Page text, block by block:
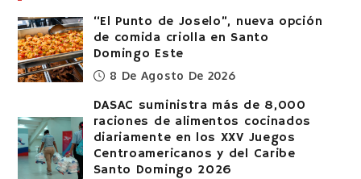
“El Punto de Joselo”, nueva opción
de comida criolla en Santo
Domingo Este
8 De Agosto De 2026
DASAC suministra más de 8,000
raciones de alimentos cocinados
diariamente en los XXV Juegos
Centroamericanos y del Caribe
Santo Domingo 2026